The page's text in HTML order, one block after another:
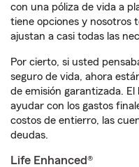
con una póliza de vida a
tiene opciones y nosotros
ajustan a casi todas las
Por cierto, si usted
seguro de vida, ahora
de emisión garantizada.
ayudar con los gastos
costos de entierro, las
deudas.
Life Enhanced®